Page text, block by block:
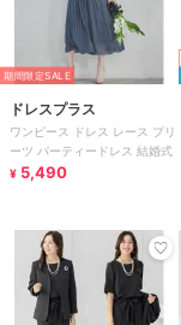
期間限定SALE
ドレスプラス
ワンピース ドレス レース プリ
ーツ パーティードレス 結婚式
¥ 5,490